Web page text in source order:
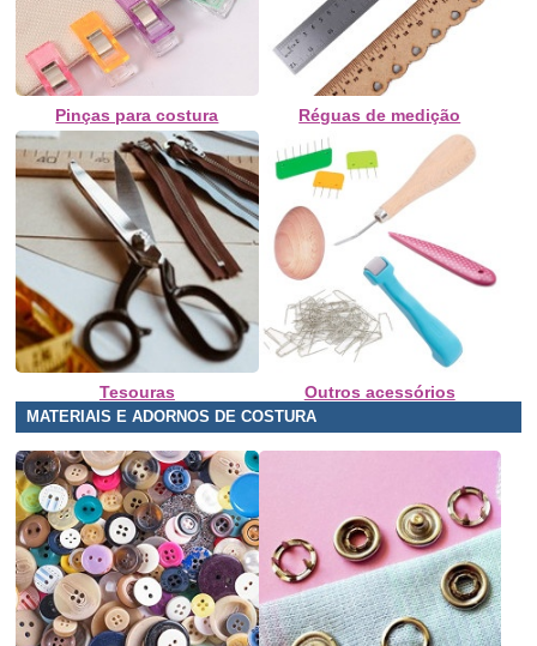
Pinças para costura Réguas de medição
Tesouras Outros acessórios
MATERIAIS E ADORNOS DE COSTURA